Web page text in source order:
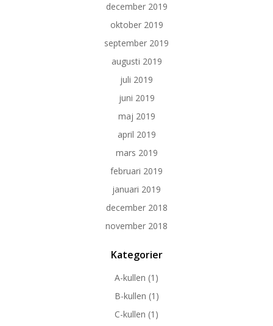
december 2019
oktober 2019
september 2019
augusti 2019
juli 2019
juni 2019
maj 2019
april 2019
mars 2019
februari 2019
januari 2019
december 2018
november 2018
Kategorier
A-kullen (1)
B-kullen (1)
C-kullen (1)